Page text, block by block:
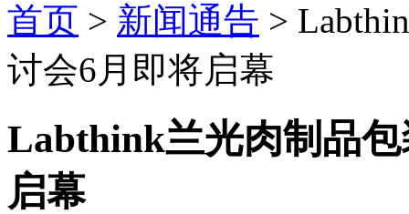
首页 > 新闻通告 >
讨会6月即将启幕
Labthink兰光肉制品
启幕